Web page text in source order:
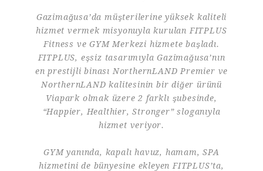
Gazimağusa’da müşterilerine yüksek kaliteli
hizmet vermek misyonuyla kurulan FITPLUS
Fitness ve GYM Merkezi hizmete başladı.
FITPLUS, eşsiz tasarımıyla Gazimağusa’nın
en prestijli binası NorthernLAND Premier ve
NorthernLAND kalitesinin bir diğer ürünü
Viapark olmak üzere 2 farklı şubesinde,
“Happier, Healthier, Stronger” sloganıyla
hizmet veriyor.
GYM yanında, kapalı havuz, hamam, SPA
hizmetini de bünyesine ekleyen FITPLUS’ta,